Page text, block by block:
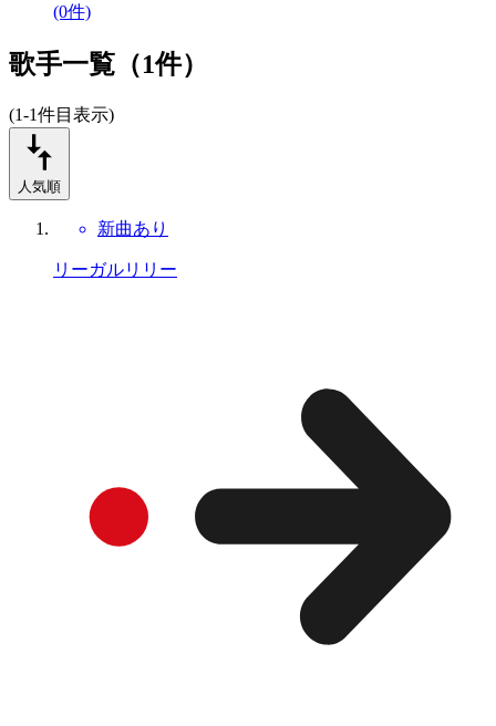
(0件)
歌手一覧（1件）
(1-1件目表示)
人気順
新曲あり
リーガルリリー